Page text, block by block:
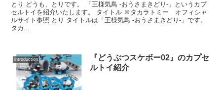
とり どうも、とりです。 「王様気鳥 -おうさまきどり-」というカプ
セルトイを紹介いたします。 タイトル ※タカラトミー オフィシャ
ルサイト参照 とり タイトルは「王様気鳥 -おうさまきどり-」です。
タカ...
introduction
『どうぶつスケボー02』のカプセ
ルトイ紹介